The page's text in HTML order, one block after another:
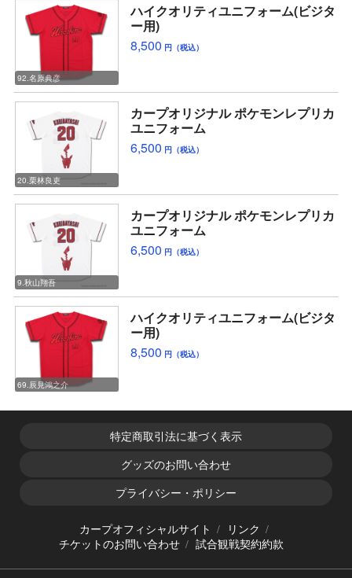
92.名原典彦
ハイクオリティユニフォーム(ビジタ
ー用)
8,500 円（税込）
20.栗林良吏
カープオリジナル ポケモンレプリカ
ユニフォーム
6,500 円（税込）
9.秋山翔吾
カープオリジナル ポケモンレプリカ
ユニフォーム
6,500 円（税込）
69.辰見鴻之介
ハイクオリティユニフォーム(ビジタ
ー用)
8,500 円（税込）
特定商取引法に基づく表示
グッズのお問い合わせ
プライバシー・ポリシー
カープオフィシャルサイト
リンク
チケットのお問い合わせ
試合観戦契約約款